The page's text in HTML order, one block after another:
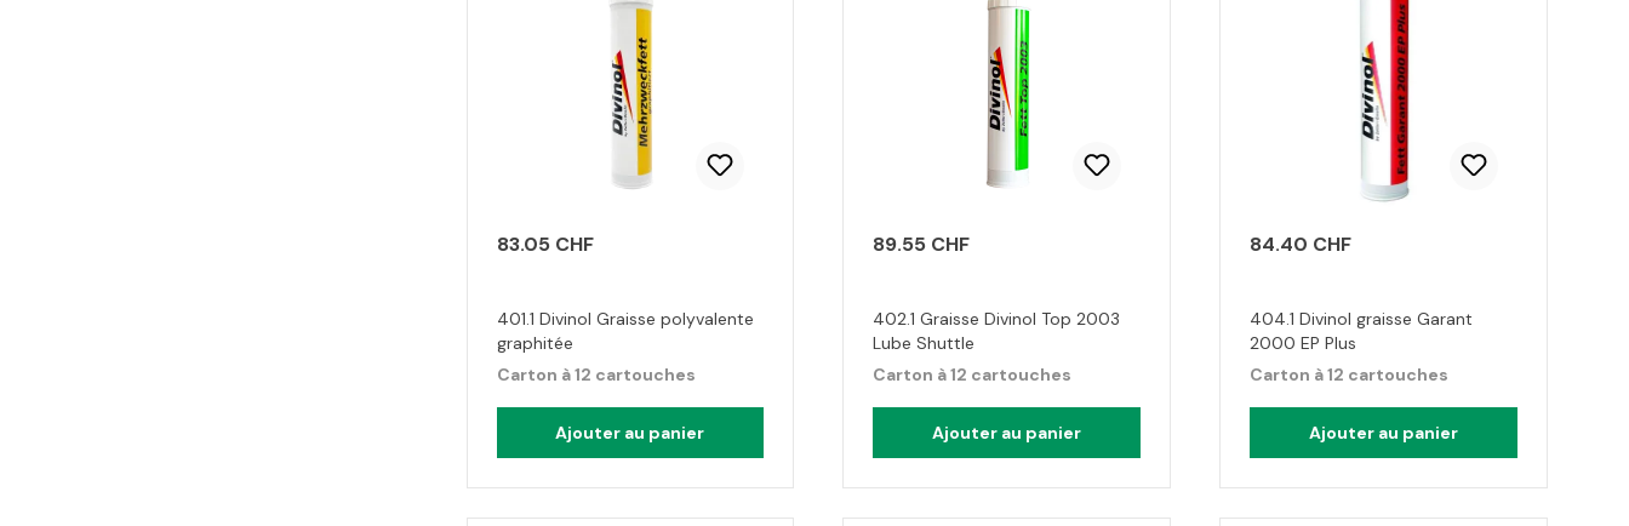
83.05 CHF
401.1 Divinol Graisse polyvalente
graphitée
Carton à 12 cartouches
Ajouter au panier
89.55 CHF
402.1 Graisse Divinol Top 2003
Lube Shuttle
Carton à 12 cartouches
Ajouter au panier
84.40 CHF
404.1 Divinol graisse Garant
2000 EP Plus
Carton à 12 cartouches
Ajouter au panier